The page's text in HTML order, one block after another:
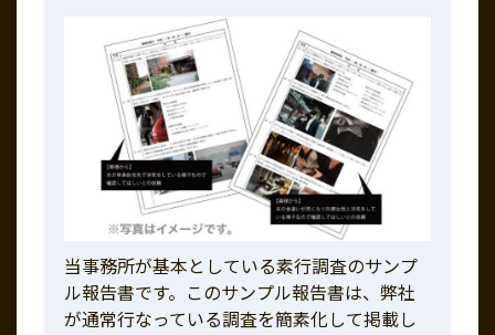
当事務所が基本としている素行調査のサンプ
ル報告書です。このサンプル報告書は、弊社
が通常行なっている調査を簡素化して掲載し